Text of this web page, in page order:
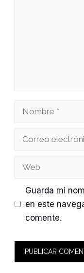
Nombre
Correo
Web
Guarda mi
en este
comente.